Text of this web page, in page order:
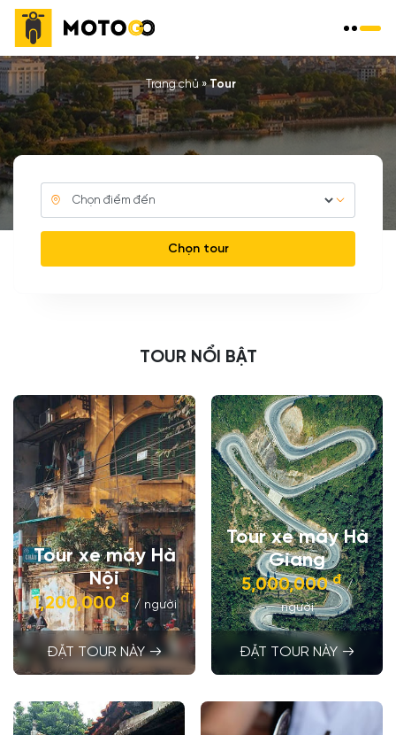
Trang chủ »Tour
Chọn tour
TOUR NỔI BẬT
Tour xe máy Hà
Nội
1,200,000đ / người
ĐẶT TOUR NÀY
Tour xe máy Hà
Giang
5,000,000đ /
người
ĐẶT TOUR NÀY